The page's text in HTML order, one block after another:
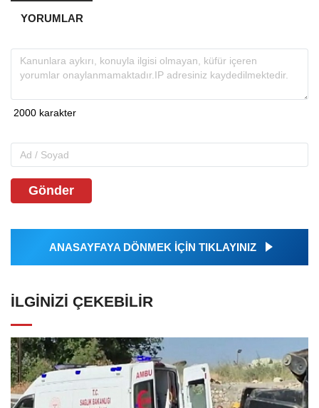
YORUMLAR
Gönder
ANASAYFAYA DÖNMEK İÇİN TIKLAYINIZ
İLGINIZI ÇEKEBILIR